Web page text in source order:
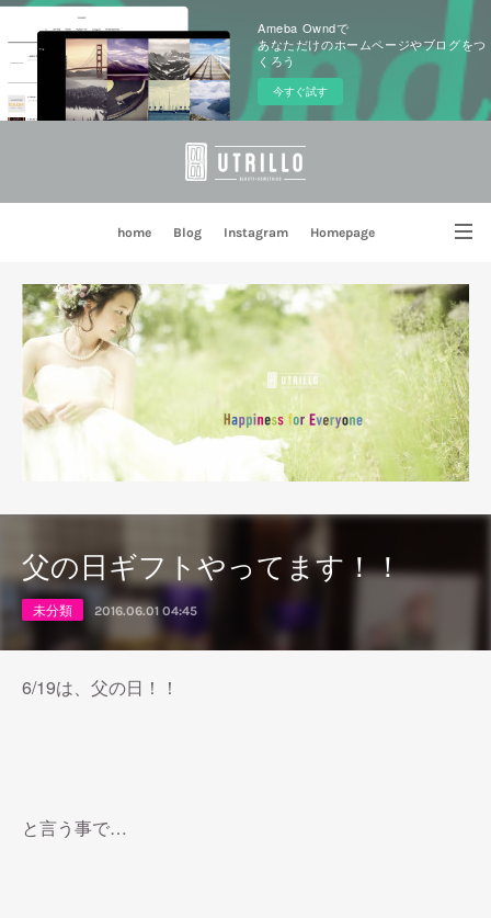
Ameba Owndで
あなただけのホームページやブログをつ
くろう
今すぐ試す
home Blog Instagram Homepage
姉妹店 PORTE BLEUE
父の日ギフトやってます！！
未分類 2016.06.01 04:45
6/19は、父の日！！
と言う事で…